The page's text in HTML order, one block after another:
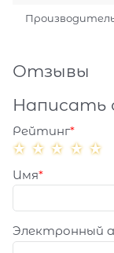
Отзывы
Написать
Рейтинг
Имя
Электронный